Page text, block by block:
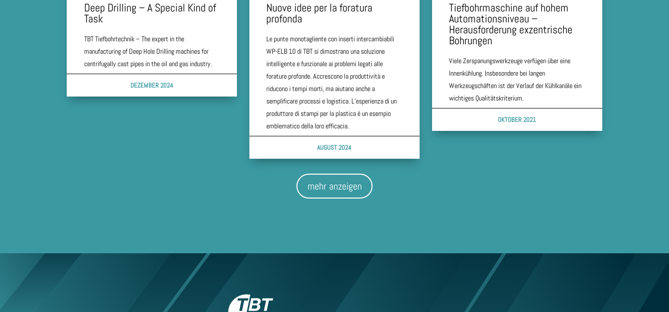
Deep Drilling – A Special Kind of
Task
TBT Tiefbohrtechnik – The expert in the
manufacturing of Deep Hole Drilling machines for
centrifugally cast pipes in the oil and gas industry.
DEZEMBER 2024
Nuove idee per la foratura
profonda
Le punte monotagliente con inserti intercambiabili
WP-ELB 10 di TBT si dimostrano una soluzione
intelligente e funzionale ai problemi legati alle
forature profonde. Accrescono la produttività e
riducono i tempi morti, ma aiutano anche a
semplificare processi e logistica. L’esperienza di un
produttore di stampi per la plastica è un esempio
emblematico della loro efficacia.
AUGUST 2024
Tiefbohrmaschine auf hohem
Automationsniveau –
Herausforderung exzentrische
Bohrungen
Viele Zerspanungswerkzeuge verfügen über eine
Innenkühlung. Insbesondere bei langen
Werkzeugschäften ist der Verlauf der Kühlkanäle ein
wichtiges Qualitätskriterium.
OKTOBER 2021
mehr anzeigen